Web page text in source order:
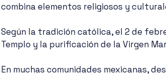
combina elementos religiosos y
Según la tradición católica, el 2 de
Templo y la purificación de la Virgen
En muchas comunidades mexicanas,